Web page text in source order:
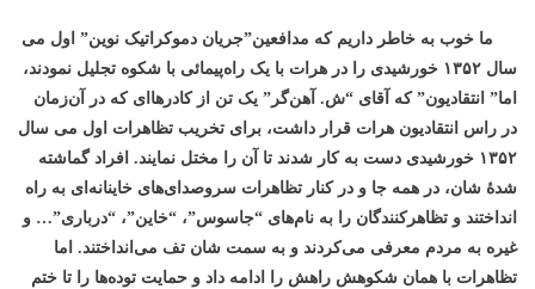
ما خوب به خاطر داریم که مدافعین”جریان دموکراتیک نوین” اول می
سال ۱۳۵۲ خورشیدی را در هرات با یک راه‌پیمائی با شکوه تجلیل نمودند،
اما” انتقادیون” که آقای “ش. آهن‌گر” یک تن از کادرهاای که در آن‌زمان
در راس انتقادیون هرات قرار داشت، برای تخریب تظاهرات اول می سال
۱۳۵۲ خورشیدی دست به کار شدند تا آن ‌را مختل نمایند. افراد گماشته
شدۀ شان، در همه جا و در کنار تظاهرات سروصدای‌های خاینانه‌‌ای به راه
انداختند و تظاهرکنندگان را به نام‌های “جاسوس”، “خاین”، “درباری”… و
غیره به مردم معرفی می‌کردند و به سمت شان تف می‌انداختند. اما
تظاهرات با همان شکوهش راهش را ادامه داد و حمایت توده‌ها را تا ختم